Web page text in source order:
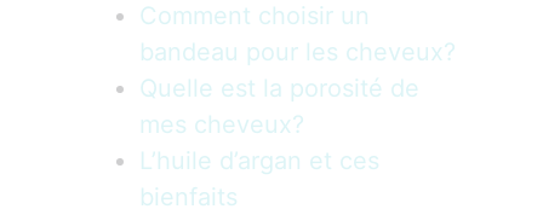
Comment choisir un
bandeau pour les cheveux?
Quelle est la porosité de
mes cheveux?
L’huile d’argan et ces
bienfaits